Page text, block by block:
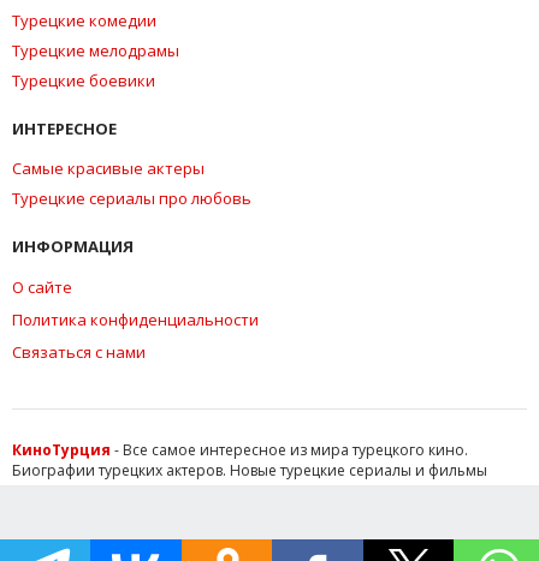
Турецкие комедии
Турецкие мелодрамы
Турецкие боевики
ИНТЕРЕСНОЕ
Самые красивые актеры
Турецкие сериалы про любовь
ИНФОРМАЦИЯ
О сайте
Политика конфиденциальности
Связаться с нами
КиноТурция - Все самое интересное из мира турецкого кино.
Биографии турецких актеров. Новые турецкие сериалы и фильмы